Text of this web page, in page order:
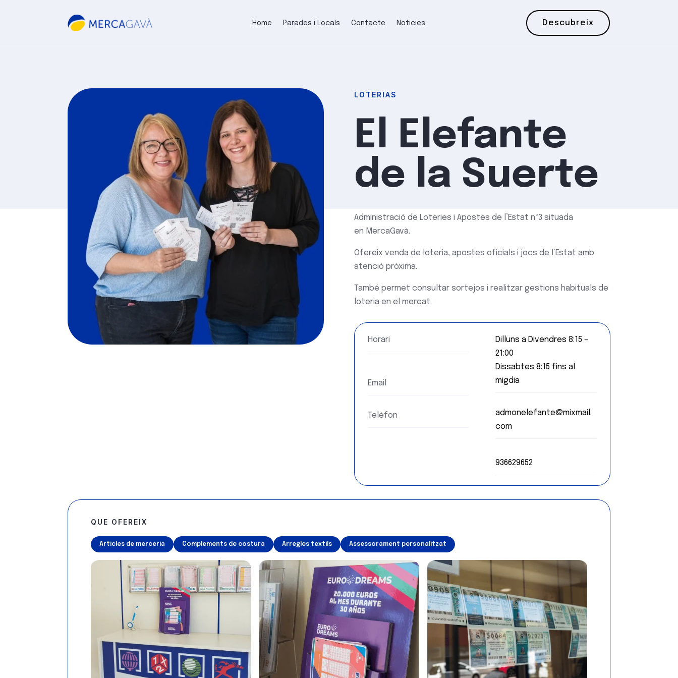
Home Parades i Locals Contacte Noticies Descubreix
LOTERIAS
El Elefante
de la Suerte
Administració de Loteries i Apostes de l’Estat nº3 situada
en MercaGavà.
Ofereix venda de loteria, apostes oficials i jocs de l’Estat amb
atenció pròxima.
També permet consultar sortejos i realitzar gestions habituals de
loteria en el mercat.
Horari
Email
Telèfon
Dilluns a Divendres 8:15 –
21:00
Dissabtes 8:15 fins al
migdia
admonelefante@mixmail.
com
936629652
QUE OFEREIX
Articles de merceria Complements de costura Arregles textils Assessorament personalitzat